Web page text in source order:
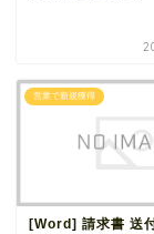
営業で新規獲得
[Word] 請求書 送